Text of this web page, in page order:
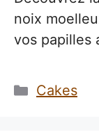
noix
vos papilles
Catégories
Cakes